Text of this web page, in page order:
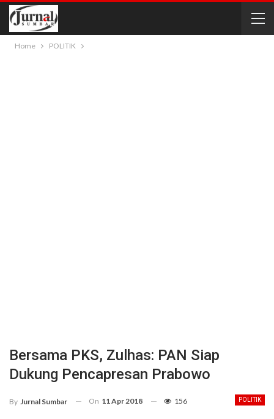
Home POLITIK
Bersama PKS, Zulhas: PAN Siap
Dukung Pencapresan Prabowo
POLITIK
By Jurnal Sumbar On 11 Apr 2018 156